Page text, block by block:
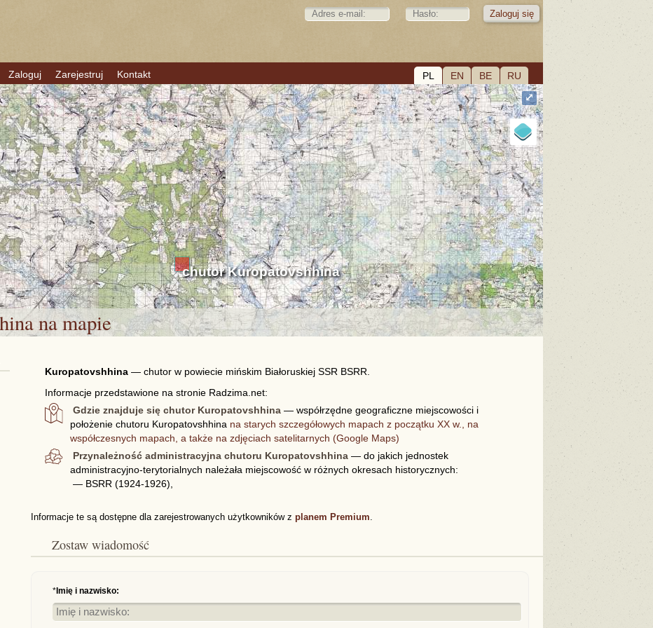
PL EN BE RU
Zaloguj Zarejestruj Kontakt
chutor Kuropatovshhina
⤢
na mapie
Kuropatovshhina— chutor w powiecie mińskim Białoruskiej SSR BSRR.
Informacje przedstawione na stronie Radzima.net:
Gdzie znajduje się chutor Kuropatovshhina — współrzędne geograficzne miejscowości i
położenie chutoru Kuropatovshhina na starych szczegółowych mapach z początku XX w., na
współczesnych mapach, a także na zdjęciach satelitarnych (Google Maps)
Przynależność administracyjna chutoru Kuropatovshhina — do jakich jednostek
administracyjno-terytorialnych należała miejscowość w różnych okresach historycznych:
— BSRR (1924-1926),
Informacje te są dostępne dla zarejestrowanych użytkowników z planem Premium.
Zostaw wiadomość
*Imię i nazwisko: